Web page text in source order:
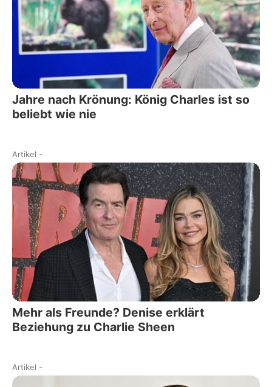
Jahre nach Krönung: König Charles ist so
beliebt wie nie
Artikel -
Mehr als Freunde? Denise erklärt
Beziehung zu Charlie Sheen
Artikel -